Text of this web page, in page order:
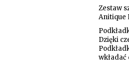
Zestaw
Anitique
Dzięki